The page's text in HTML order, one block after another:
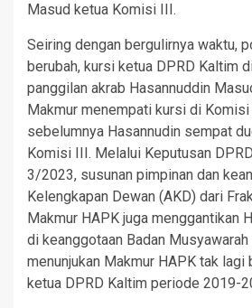
Masud ketua Komisi III.
Seiring dengan bergulirnya waktu,
berubah, kursi ketua DPRD Kaltim
panggilan akrab Hasannuddin
Makmur menempati kursi di Komisi
sebelumnya Hasannudin sempat
Komisi III. Melalui Keputusan
3/2023, susunan pimpinan dan
Kelengkapan Dewan (AKD) dari
Makmur HAPK juga menggantikan
di keanggotaan Badan
menunjukan Makmur HAPK tak lagi
ketua DPRD Kaltim periode 2019-